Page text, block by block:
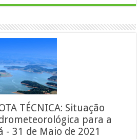
TÉCNICA: Situação
para a
- 31 de Maio de 2021